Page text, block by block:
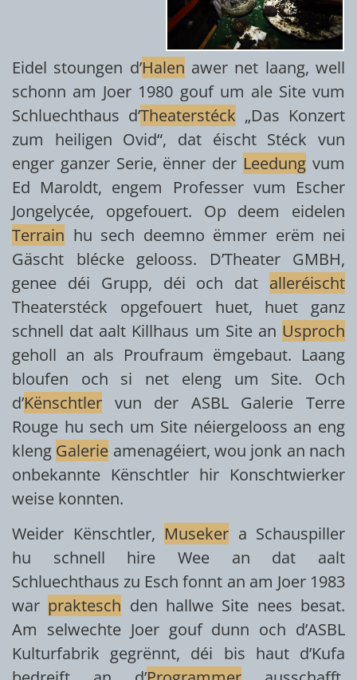
Eidel stoungen d’Halen awer net laang, well
schonn am Joer 1980 gouf um ale Site vum
Schluechthaus d’Theaterstéck „Das Konzert
zum heiligen Ovid“, dat éischt Stéck vun
enger ganzer Serie, ënner der Leedung vum
Ed Maroldt, engem Professer vum Escher
Jongelycée, opgefouert. Op deem eidelen
Terrain hu sech deemno ëmmer erëm nei
Gäscht blécke gelooss. D’Theater GMBH,
genee déi Grupp, déi och dat alleréischt
Theaterstéck opgefouert huet, huet ganz
schnell dat aalt Killhaus um Site an Usproch
geholl an als Proufraum ëmgebaut. Laang
bloufen och si net eleng um Site. Och
d’Kënschtler vun der ASBL Galerie Terre
Rouge hu sech um Site néiergelooss an eng
kleng Galerie amenagéiert, wou jonk an nach
onbekannte Kënschtler hir Konschtwierker
weise konnten.
Weider Kënschtler, Museker a Schauspiller
hu schnell hire Wee an dat aalt
Schluechthaus zu Esch fonnt an am Joer 1983
war praktesch den hallwe Site nees besat.
Am selwechte Joer gouf dunn och d’ASBL
Kulturfabrik gegrënnt, déi bis haut d’Kufa